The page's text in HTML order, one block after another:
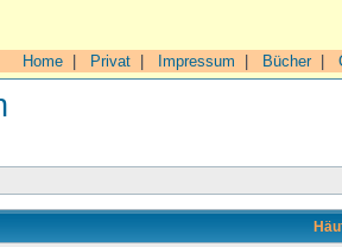
Home Privat Impressum Bücher|